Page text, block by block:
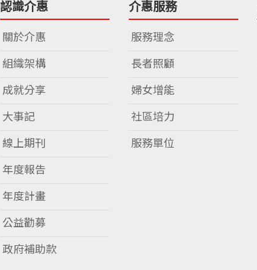
認識介惠
關於介惠
組織架構
成就分享
大事記
線上期刊
年度報告
年度計畫
公益勸募
政府補助款
介惠服務
服務理念
長者照顧
婦女增能
社區培力
服務單位